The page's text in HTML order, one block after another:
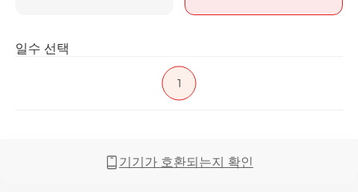
Canada에
Billion
일수 선택
1
기기가 호환되는지 확인